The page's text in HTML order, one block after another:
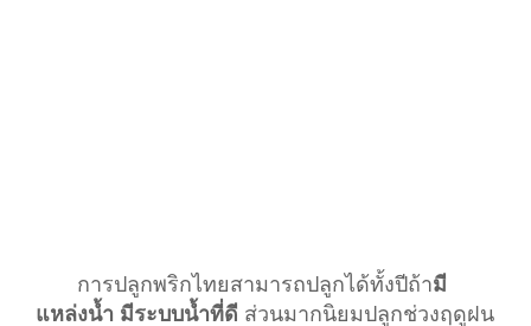
การปลูกพริกไทยสามารถปลูกได้ทั้งปีถ้ามี
แหล่งน้ำ มีระบบน้ำที่ดี ส่วนมากนิยมปลูกช่วงฤดูฝน